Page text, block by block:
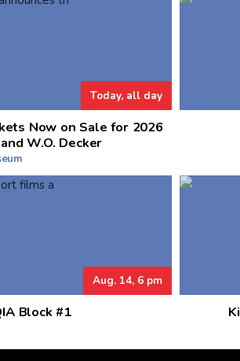
Today, all day
Now on Sale for 2026
W.O. Decker
Aug. 14, 6 pm
Block #1